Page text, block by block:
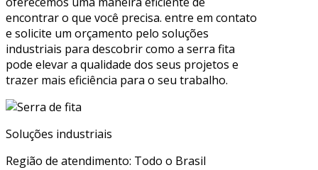
encontrar o que você precisa. entre em contato
e solicite um orçamento pelo soluções
industriais para descobrir como a serra fita
pode elevar a qualidade dos seus projetos e
trazer mais eficiência para o seu trabalho.
Soluções industriais
Região de atendimento: Todo o Brasil